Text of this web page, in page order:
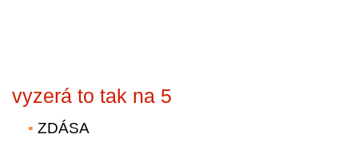
vyzerá to tak na 5
ZDÁSA